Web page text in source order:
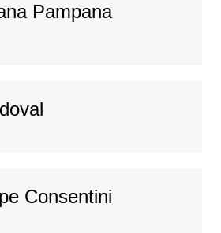
Pampana
Consentini